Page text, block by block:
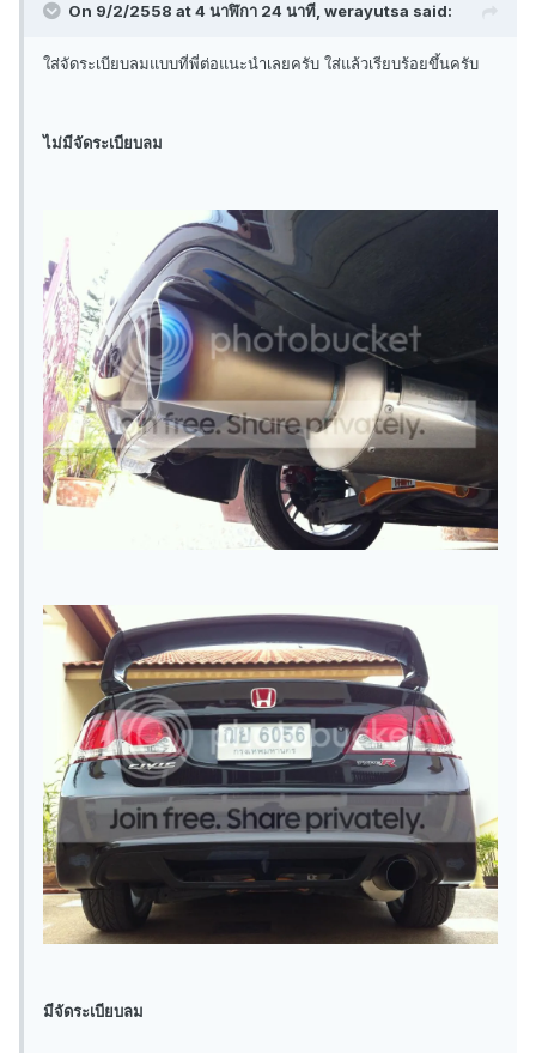
On 9/2/2558 at 4 นาฬิกา 24 นาที, werayutsa said:
ใส่จัดระเบียบลมแบบที่พี่ต่อแนะนำเลยครับ ใส่แล้วเรียบร้อยขึ้นครับ
ไม่มีจัดระเบียบลม
มีจัดระเบียบลม